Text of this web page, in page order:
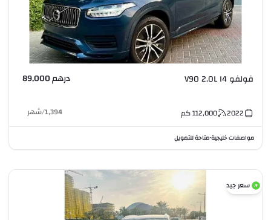
فولفو V90 2.0L I4 درهم 89,000
2022
112,000كم 1,394
/شهر
مواصفات خليجية•متاحة للتمويل
سعر جيد